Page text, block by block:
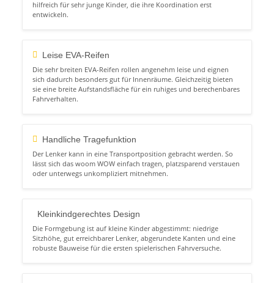
hilfreich für sehr junge Kinder, die ihre Koordination erst
entwickeln.
Leise EVA-Reifen
Die sehr breiten EVA-Reifen rollen angenehm leise und eignen
sich dadurch besonders gut für Innenräume. Gleichzeitig bieten
sie eine breite Aufstandsfläche für ein ruhiges und berechenbares
Fahrverhalten.
Handliche Tragefunktion
Der Lenker kann in eine Transportposition gebracht werden. So
lässt sich das woom WOW einfach tragen, platzsparend verstauen
oder unterwegs unkompliziert mitnehmen.
Kleinkindgerechtes Design
Die Formgebung ist auf kleine Kinder abgestimmt: niedrige
Sitzhöhe, gut erreichbarer Lenker, abgerundete Kanten und eine
robuste Bauweise für die ersten spielerischen Fahrversuche.